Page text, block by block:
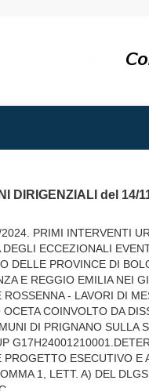
DIRIGENZIALI del 14/
PRIMI INTERVENTI
DEGLI ECCEZIONALI
DELLE PROVINCE DI
E REGGIO EMILIA NEI
ROSSENNA - LAVORI DI
OCETA COINVOLTO DA
DI PRIGNANO SULLA
PROGETTO ESECUTIVO
1, LETT. A) DEL